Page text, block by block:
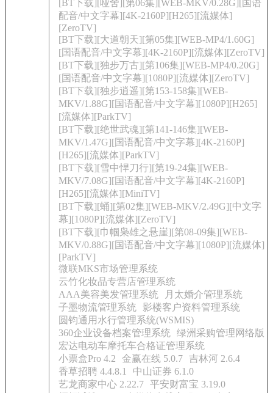
[BT下载][哑舍][第06集][WEB-MKV/0.28G][国语
配音/中文字幕][4K-2160P][H265][流媒体]
[ZeroTV]
[BT下载][大道朝天][第05集][WEB-MP4/1.60G]
[国语配音/中文字幕][4K-2160P][流媒体][ZeroTV]
[BT下载][独步万古][第106集][WEB-MP4/0.20G]
[国语配音/中文字幕][1080P][流媒体][ZeroTV]
[BT下载][独步逍遥][第153-158集][WEB-
MKV/1.88G][国语配音/中文字幕][1080P][H265]
[流媒体][ParkTV]
[BT下载][绝世武魂][第141-146集][WEB-
MKV/1.47G][国语配音/中文字幕][4K-2160P]
[H265][流媒体][ParkTV]
[BT下载][雪中悍刀行][第19-24集][WEB-
MKV/7.08G][国语配音/中文字幕][4K-2160P]
[H265][流媒体][MiniTV]
[BT下载][蛹][第02集][WEB-MKV/2.49G][中文字
幕][1080P][流媒体][ZeroTV]
[BT下载][巾帼枭雄之悬崖][第08-09集][WEB-
MKV/0.88G][国语配音/中文字幕][1080P][流媒体]
[ParkTV]
微联MKS市场管理系统
云竹化妆品专营店管理系统
AAA美容美发管理系统
月太婚介管理系统
子墨物流管理系统
影楼客户资料管理系统
圆钧通用水行管理系统(WSMIS)
360企业设备档案管理系统
绿洲采购管理网络版
宏达电动车摩托车合格证管理系统
小票盒Pro 4.2
金赢在线 5.0.7 吉林河 2.6.4
香草招聘 4.4.8.1
中山证券 6.1.0
艺龙商家中心 2.22.7 平安财富宝 3.19.0